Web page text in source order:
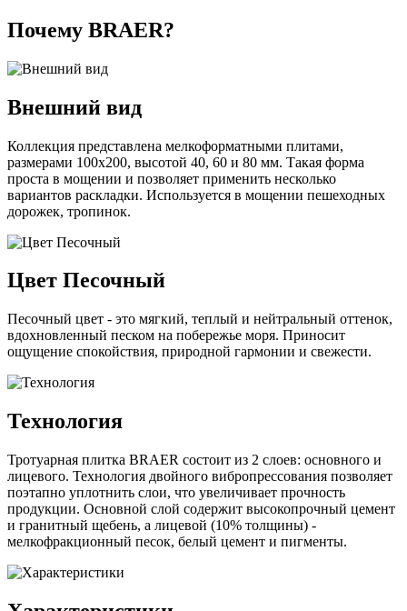
Почему BRAER?
Внешний вид
Коллекция представлена мелкоформатными плитами,
размерами 100х200, высотой 40, 60 и 80 мм. Такая форма
проста в мощении и позволяет применить несколько
вариантов раскладки. Используется в мощении пешеходных
дорожек, тропинок.
Цвет Песочный
Песочный цвет - это мягкий, теплый и нейтральный оттенок,
вдохновленный песком на побережье моря. Приносит
ощущение спокойствия, природной гармонии и свежести.
Технология
Тротуарная плитка BRAER состоит из 2 слоев: основного и
лицевого. Технология двойного вибропрессования позволяет
поэтапно уплотнить слои, что увеличивает прочность
продукции. Основной слой содержит высокопрочный цемент
и гранитный щебень, а лицевой (10% толщины) -
мелкофракционный песок, белый цемент и пигменты.